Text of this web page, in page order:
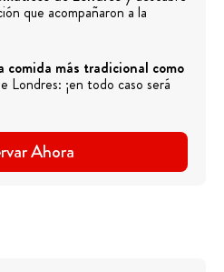
que acompañaron a la
comida más tradicional como
Londres: ¡en todo caso será
Ahora